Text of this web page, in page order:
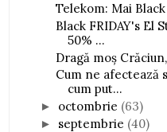
Telekom: Mai
Black FRIDAY's El
50% ...
Dragă moș Crăciun,
Cum ne afectează
cum put...
► octombrie (63)
► septembrie (40)